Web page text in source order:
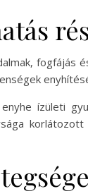
fogfájás
ízületi